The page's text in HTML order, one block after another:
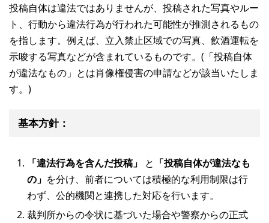
投稿自体は違法ではありませんが、投稿された写真やルー
ト、行動から違法行為が行われた可能性が推測されるもの
を指します。例えば、立入禁止区域での写真、飲酒運転を
示唆する写真などが含まれているものです。(「投稿自体
が違法なもの」とは肖像権侵害の申請などが該当いたしま
す。)
基本方針：
「違法行為を含んだ投稿」 と 「投稿自体が違法なも
の」 を分け、前者については積極的な利用制限は行
わず、公的機関と連携した対応を行います。
裁判所からの令状に基づいた場合や警察からの正式